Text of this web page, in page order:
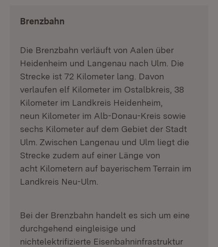
Brenzbahn
Die Brenzbahn verläuft von Aalen über
Heidenheim und Langenau nach Ulm. Die
Strecke ist 72 Kilometer lang. Davon
verlaufen elf Kilometer im Ostalbkreis, 38
Kilometer im Landkreis Heidenheim,
neun Kilometer im Alb-Donau-Kreis sowie
sechs Kilometer auf dem Gebiet der Stadt
Ulm. Zwischen Langenau und Ulm liegt die
Strecke zudem auf einer Länge von
acht Kilometern auf bayerischem Terrain im
Landkreis Neu-Ulm.
Bei der Brenzbahn handelt es sich um eine
durchgehend eingleisige und
nichtelektrifizierte Eisenbahninfrastruktur